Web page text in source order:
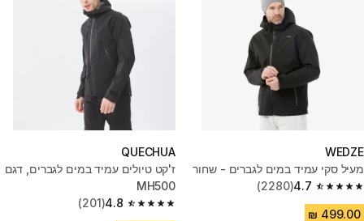
WEDZE
מעיל סקי עמיד במים לגברים - שחור
4.7
4.7 out of 5 stars from 2280 reviews
(2280)
QUECHUA
ז'קט טיולים עמיד במים לגברים, דגם
MH500
4.8
4.8 out of 5 stars from 201 reviews
(201)